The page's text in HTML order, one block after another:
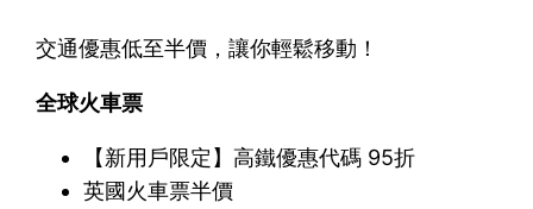
交通優惠低至半價，讓你輕鬆移動！
全球火車票
【新用戶限定】高鐵優惠代碼 95折
英國火車票半價